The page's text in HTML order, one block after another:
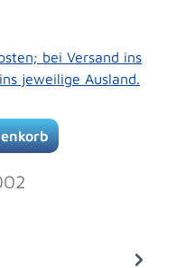
bei Versand ins
jeweilige Ausland.
gewünschten